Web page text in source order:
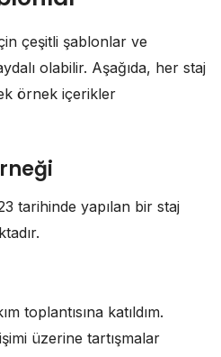
çeşitli şablonlar ve
olabilir. Aşağıda, her staj
örnek içerikler
tarihinde yapılan bir staj
toplantısına katıldım.
üzerine tartışmalar